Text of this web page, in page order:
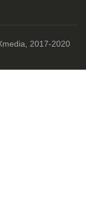
2017-2020